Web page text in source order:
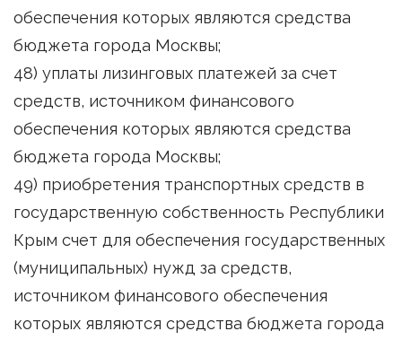
обеспечения которых являются средства
бюджета города Москвы;
48) уплаты лизинговых платежей за счет
средств, источником финансового
обеспечения которых являются средства
бюджета города Москвы;
49) приобретения транспортных средств в
государственную собственность Республики
Крым счет для обеспечения государственных
(муниципальных) нужд за средств,
источником финансового обеспечения
которых являются средства бюджета города